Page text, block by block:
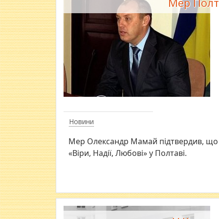
Новини
Мер Олександр Мамай підтвердив, що
«Віри, Надії, Любові» у Полтаві.